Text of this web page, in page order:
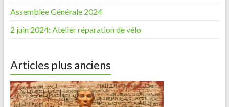
Assemblée Générale 2024
2 juin 2024: Atelier réparation de vélo
Articles plus anciens